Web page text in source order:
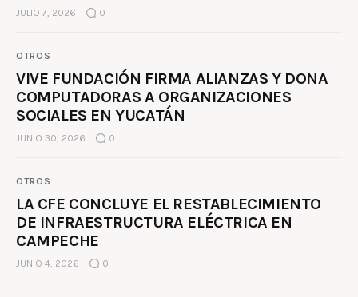
JULIO 7, 2026 0
OTROS
VIVE FUNDACIÓN FIRMA ALIANZAS Y DONA
COMPUTADORAS A ORGANIZACIONES
SOCIALES EN YUCATÁN
JUNIO 30, 2026 0
OTROS
LA CFE CONCLUYE EL RESTABLECIMIENTO
DE INFRAESTRUCTURA ELÉCTRICA EN
CAMPECHE
JUNIO 4, 2026 0